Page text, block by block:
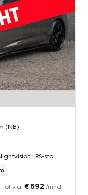
(NB)
of v.a. € 592 /mnd